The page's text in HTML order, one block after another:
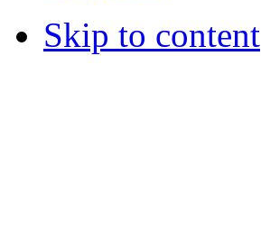
Skip to content